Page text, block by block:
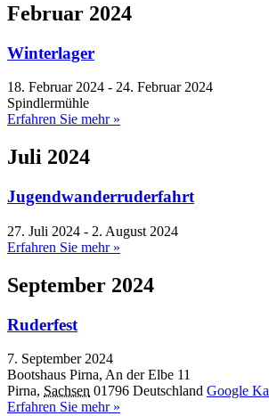
Februar 2024
Winterlager
18. Februar 2024 - 24. Februar 2024
Spindlermühle
Erfahren Sie mehr »
Juli 2024
Jugendwanderruderfahrt
27. Juli 2024 - 2. August 2024
Erfahren Sie mehr »
September 2024
Ruderfest
7. September 2024
Bootshaus Pirna, An der Elbe 11
Pirna, Sachsen 01796 Deutschland Google
Erfahren Sie mehr »